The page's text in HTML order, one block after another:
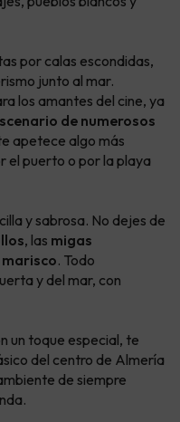
por calas escondidas,
junto al mar.
los amantes del cine, ya
de numerosos
apetece algo más
el puerto o por la playa
y sabrosa. No dejes de
, las migas
. Todo
y del mar, con
un toque especial, te
del centro de Almería
de siempre